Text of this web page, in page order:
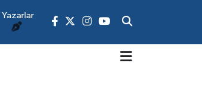
Yazarlar